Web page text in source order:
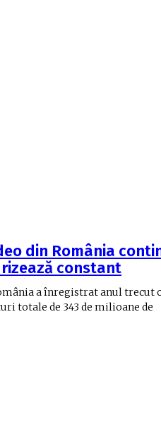
din România
constant
a înregistrat anul trecut
totale de 343 de milioane de